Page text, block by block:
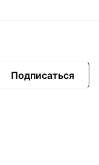
Подписаться